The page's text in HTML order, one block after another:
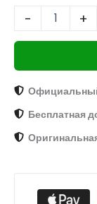
- +
Бесплатная